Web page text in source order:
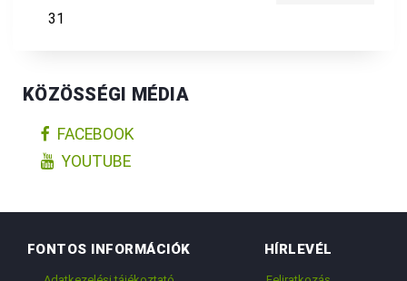
31
KÖZÖSSÉGI MÉDIA
FACEBOOK
YOUTUBE
FONTOS INFORMÁCIÓK HÍRLEVÉL